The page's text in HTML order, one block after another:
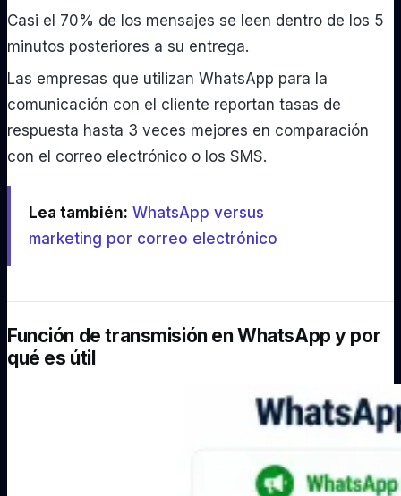
Casi el 70% de los mensajes se leen dentro de los 5
minutos posteriores a su entrega.
Las empresas que utilizan WhatsApp para la
comunicación con el cliente reportan tasas de
respuesta hasta 3 veces mejores en comparación
con el correo electrónico o los SMS.
Lea también: WhatsApp versus
marketing por correo electrónico
Función de transmisión en WhatsApp y por
qué es útil